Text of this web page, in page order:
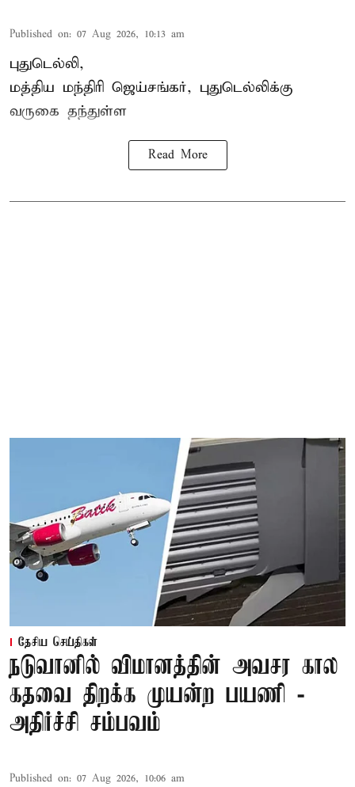
Published on: 07 Aug 2026, 10:13 am
புதுடெல்லி,
மத்திய மந்திரி ஜெய்சங்கர், புதுடெல்லிக்கு
வருகை தந்துள்ள
Read More
தேசிய செய்திகள்
நடுவானில் விமானத்தின் அவசர கால
கதவை திறக்க முயன்ற பயணி -
அதிர்ச்சி சம்பவம்
Published on: 07 Aug 2026, 10:06 am